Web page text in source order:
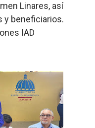
Linares, así
y beneficiarios.
IAD